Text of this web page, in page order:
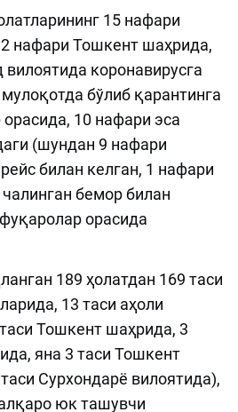
15 нафари
нафари Тошкент шаҳрида,
коронавирусга
бўлиб қарантинга
10 нафари эса
(шундан 9 нафари
билан келган, 1 нафари
бемор билан
орасида
189 ҳолатдан 169 таси
13 таси аҳоли
Тошкент шаҳрида, 3
яна 3 таси Тошкент
Сурхондарё вилоятида),
юк ташувчи